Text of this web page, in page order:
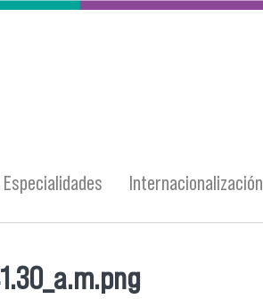
Especialidades Internacionalización